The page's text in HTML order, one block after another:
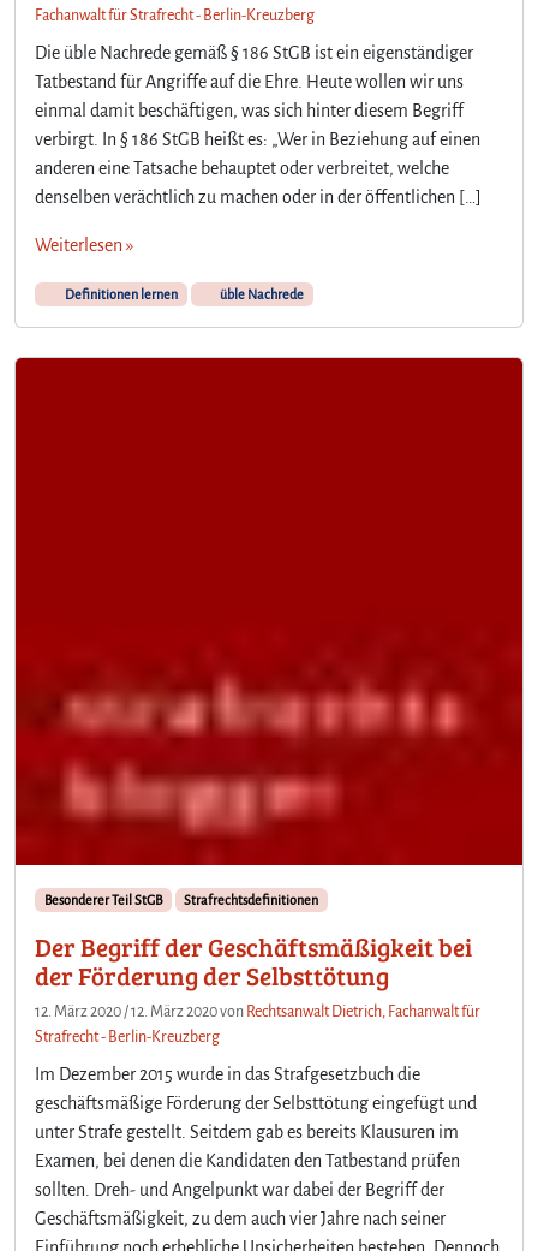
Fachanwalt für Strafrecht - Berlin-Kreuzberg
Die üble Nachrede gemäß § 186 StGB ist ein eigenständiger
Tatbestand für Angriffe auf die Ehre. Heute wollen wir uns
einmal damit beschäftigen, was sich hinter diesem Begriff
verbirgt. In § 186 StGB heißt es: „Wer in Beziehung auf einen
anderen eine Tatsache behauptet oder verbreitet, welche
denselben verächtlich zu machen oder in der öffentlichen […]
Weiterlesen »
Definitionen lernen üble Nachrede
Besonderer Teil StGB Strafrechtsdefinitionen
Der Begriff der Geschäftsmäßigkeit bei
der Förderung der Selbsttötung
12. März 2020 /12. März 2020von Rechtsanwalt Dietrich, Fachanwalt für
Strafrecht - Berlin-Kreuzberg
Im Dezember 2015 wurde in das Strafgesetzbuch die
geschäftsmäßige Förderung der Selbsttötung eingefügt und
unter Strafe gestellt. Seitdem gab es bereits Klausuren im
Examen, bei denen die Kandidaten den Tatbestand prüfen
sollten. Dreh- und Angelpunkt war dabei der Begriff der
Geschäftsmäßigkeit, zu dem auch vier Jahre nach seiner